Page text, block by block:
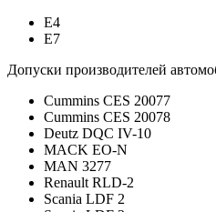
E4
E7
Допуски производителей
Cummins CES 20077
Cummins CES 20078
Deutz DQC IV-10
MACK EO-N
MAN 3277
Renault RLD-2
Scania LDF 2